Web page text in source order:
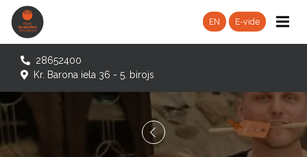
EN E-vide
28652400
Kr. Barona iela 36 - 5. birojs